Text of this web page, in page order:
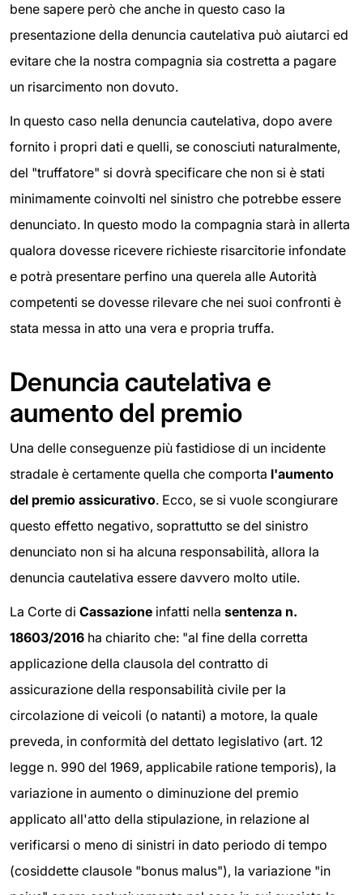
bene sapere però che anche in questo caso la
presentazione della denuncia cautelativa può aiutarci ed
evitare che la nostra compagnia sia costretta a pagare
un risarcimento non dovuto.
In questo caso nella denuncia cautelativa, dopo avere
fornito i propri dati e quelli, se conosciuti naturalmente,
del "truffatore" si dovrà specificare che non si è stati
minimamente coinvolti nel sinistro che potrebbe essere
denunciato. In questo modo la compagnia starà in allerta
qualora dovesse ricevere richieste risarcitorie infondate
e potrà presentare perfino una querela alle Autorità
competenti se dovesse rilevare che nei suoi confronti è
stata messa in atto una vera e propria truffa.
Denuncia cautelativa e
aumento del premio
Una delle conseguenze più fastidiose di un incidente
stradale è certamente quella che comporta l'aumento
del premio assicurativo. Ecco, se si vuole scongiurare
questo effetto negativo, soprattutto se del sinistro
denunciato non si ha alcuna responsabilità, allora la
denuncia cautelativa essere davvero molto utile.
La Corte di Cassazione infatti nella sentenza n.
18603/2016 ha chiarito che: "al fine della corretta
applicazione della clausola del contratto di
assicurazione della responsabilità civile per la
circolazione di veicoli (o natanti) a motore, la quale
preveda, in conformità del dettato legislativo (art. 12
legge n. 990 del 1969, applicabile ratione temporis), la
variazione in aumento o diminuzione del premio
applicato all'atto della stipulazione, in relazione al
verificarsi o meno di sinistri in dato periodo di tempo
(cosiddette clausole "bonus malus"), la variazione "in